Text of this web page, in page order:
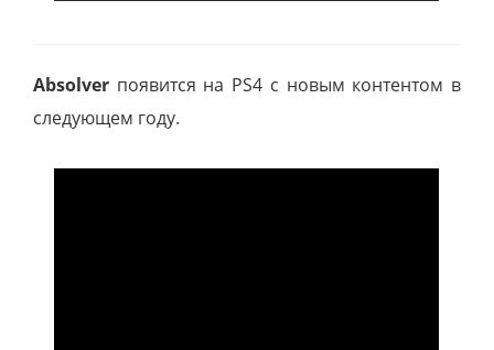
Absolver появится на PS4 с новым контентом в
следующем году.